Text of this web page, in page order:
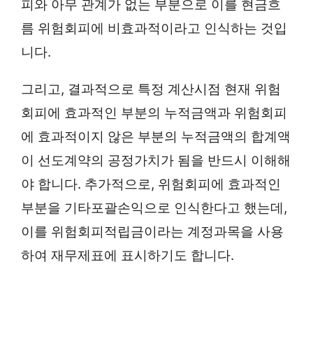
피와 아무 관계가 없는 부분으로 이를 현금흐
름 위험회피에 비효과적이라고 인식하는 것입
니다.
그리고, 결과적으로 특정 계산시점 현재 위험
회피에 효과적인 부분의 누적금액과 위험회피
에 효과적이지 않은 부분의 누적금액의 합계액
이 선도계약의 공정가치가 됨을 반드시 이해해
야 합니다. 추가적으로, 위험회피에 효과적인
부분을 기타포괄손익으로 인식한다고 했는데,
이를 위험회피적립금이라는 계정과목을 사용
하여 재무제표에 표시하기도 합니다.